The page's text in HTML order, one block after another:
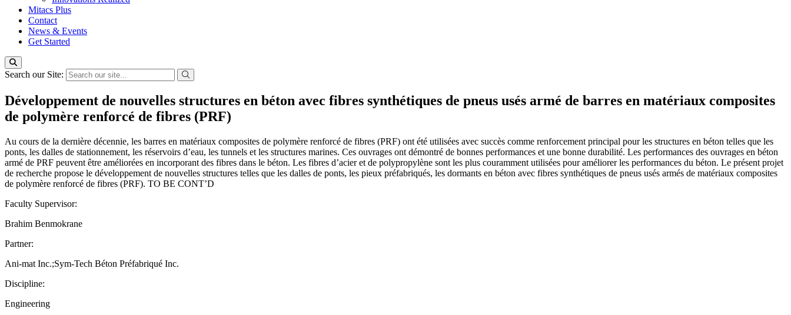
Mitacs Plus
Contact
News & Events
Get Started
Search our Site:
Développement de nouvelles structures en béton avec fibres synthétiques de pneus usés armé de barres en matériaux composites
de polymère renforcé de fibres (PRF)
Au cours de la dernière décennie, les barres en matériaux composites de polymère renforcé de fibres (PRF) ont été utilisées avec succès comme renforcement principal pour les structures en béton telles que les
ponts, les dalles de stationnement, les réservoirs d’eau, les tunnels et les structures marines. Ces ouvrages ont démontré de bonnes performances et une bonne durabilité. Les performances des ouvrages en béton
armé de PRF peuvent être améliorées en incorporant des fibres dans le béton. Les fibres d’acier et de polypropylène sont les plus couramment utilisées pour améliorer les performances du béton. Le présent projet
de recherche propose le développement de nouvelles structures telles que les dalles de ponts, les pieux préfabriqués, les dormants en béton avec fibres synthétiques de pneus usés armés de matériaux composites
de polymère renforcé de fibres (PRF). TO BE CONT’D
Faculty Supervisor:
Brahim Benmokrane
Partner:
Ani-mat Inc.;Sym-Tech Béton Préfabriqué Inc.
Discipline:
Engineering